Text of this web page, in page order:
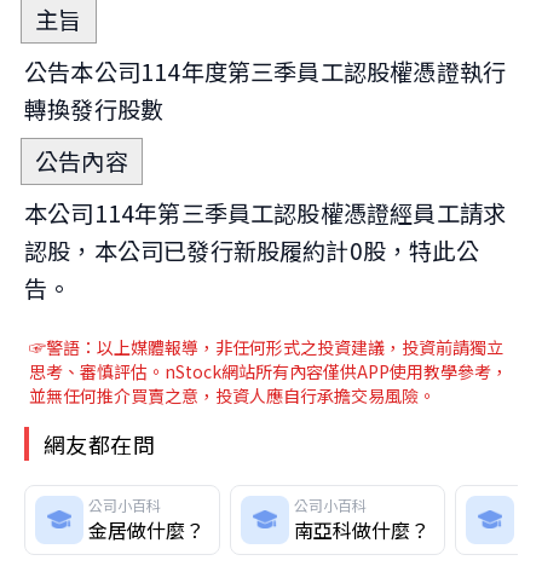
主旨
公告本公司114年度第三季員工認股權憑證執行
轉換發行股數
公告內容
本公司114年第三季員工認股權憑證經員工請求
認股，本公司已發行新股履約計0股，特此公
告。
☞警語：以上媒體報導 ，非任何形式之投資建議，投資前請獨立
思考、審慎評估。nStock網站所有內容僅供APP使用教學參考，
並無任何推介買賣之意，投資人應自行承擔交易風險。
網友都在問
公司小百科
金居做什麼？
公司小百科
南亞科做什麼？